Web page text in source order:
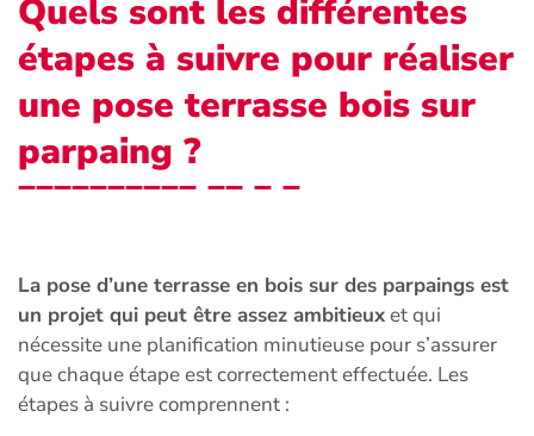
Quels sont les différentes
étapes à suivre pour réaliser
une pose terrasse bois sur
parpaing ?
La pose d’une terrasse en bois sur des parpaings est
un projet qui peut être assez ambitieuxet qui
nécessite une planification minutieuse pour s’assurer
que chaque étape est correctement effectuée. Les
étapes à suivre comprennent :